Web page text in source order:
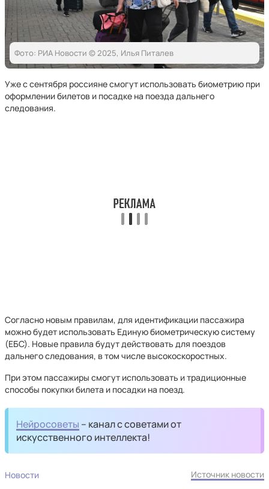
Фото: РИА Новости © 2025, Илья Питалев
Уже с сентября россияне смогут использовать биометрию при
оформлении билетов и посадке на поезда дальнего
следования.
Согласно новым правилам, для идентификации пассажира
можно будет использовать Единую биометрическую систему
(ЕБС). Новые правила будут действовать для поездов
дальнего следования, в том числе высокоскоростных.
При этом пассажиры смогут использовать и традиционные
способы покупки билета и посадки на поезд.
Нейросоветы – канал с советами от
искусственного интеллекта!
Новости Источник новости